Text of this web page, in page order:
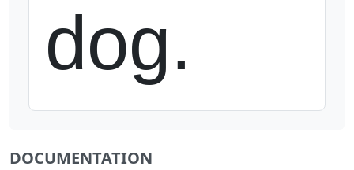
dog.
DOCUMENTATION